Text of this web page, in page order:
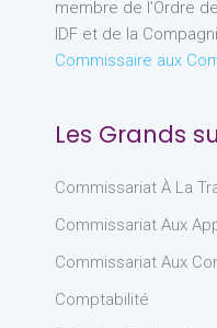
membre de l’Ordre
IDF et de la
Commissaire aux
Les Grands
Commissariat À La
Commissariat Aux
Commissariat Aux
Comptabilité